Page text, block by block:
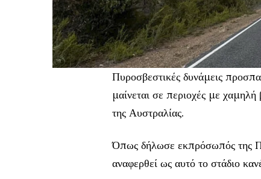
Πυροσβεστικές δυνάμεις
μαίνεται σε περιοχές με
της Αυστραλίας.
Όπως δήλωσε εκπρόσωπός της
αναφερθεί ως αυτό το στάδιο